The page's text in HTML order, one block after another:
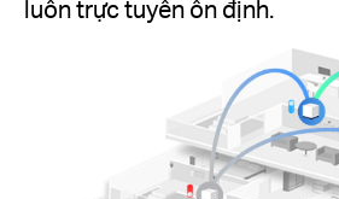
luôn trực tuyến ổn định.